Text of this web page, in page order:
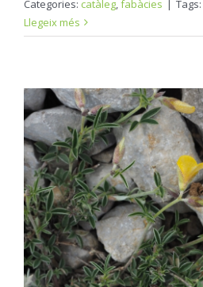
Categories: catàleg,fabàcies | Tags:
Llegeix més